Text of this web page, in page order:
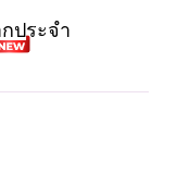
ประจำ